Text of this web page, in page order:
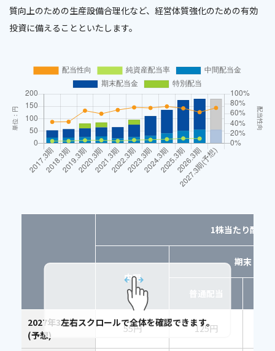
質向上のための生産設備合理化など、経営体質強化のための有効
投資に備えることといたします。
1株当たり配当金
中間
期末
普通配当
2027年3月期
(予想)
55円 125円
左右スクロールで全体を確認できます。